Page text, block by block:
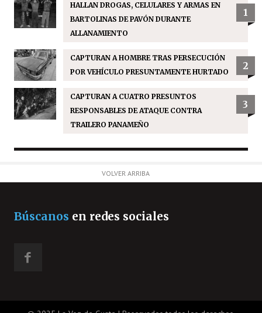
HALLAN DROGAS, CELULARES Y ARMAS EN
BARTOLINAS DE PAVÓN DURANTE
ALLANAMIENTO
1
CAPTURAN A HOMBRE TRAS PERSECUCIÓN
POR VEHÍCULO PRESUNTAMENTE HURTADO
2
CAPTURAN A CUATRO PRESUNTOS
RESPONSABLES DE ATAQUE CONTRA
TRAILERO PANAMEÑO
3
VOLVER ARRIBA
Búscanos en redes sociales